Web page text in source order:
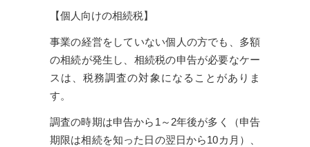
【個人向けの相続税】
事業の経営をしていない個人の方でも、多額
の相続が発生し、相続税の申告が必要なケー
スは、税務調査の対象になることがありま
す。
調査の時期は申告から1～2年後が多く（申告
期限は相続を知った日の翌日から10カ月）、